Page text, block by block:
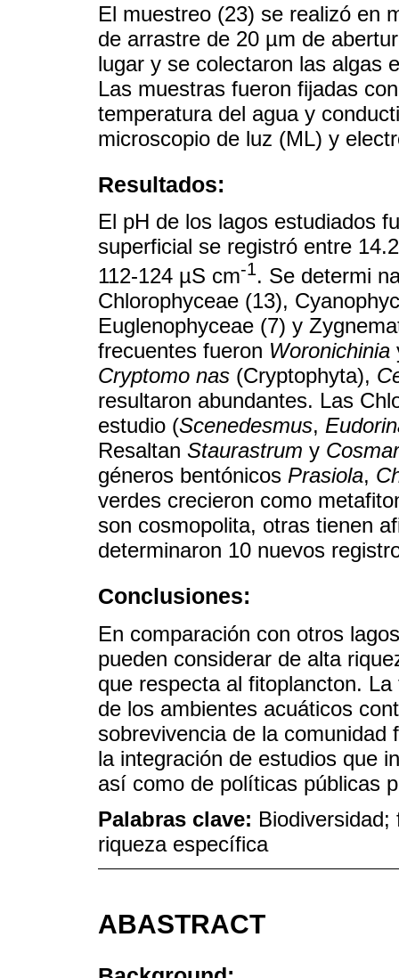
El muestreo (23) se realizó en
de arrastre de 20 µm de
lugar y se colectaron las algas
Las muestras fueron fijadas
temperatura del agua y
microscopio de luz (ML) y
Resultados:
El pH de los lagos estudiados
superficial se registró entre
112-124 µS cm-1. Se determi
Chlorophyceae (13),
Euglenophyceae (7) y
frecuentes fueron Woronichinia
Cryptomo nas (Cryptophyta),
resultaron abundantes. Las
estudio (Scenedesmus,
Resaltan Staurastrum y
géneros bentónicos Prasiola,
verdes crecieron como
son cosmopolita, otras tienen
determinaron 10 nuevos
Conclusiones:
En comparación con otros
pueden considerar de alta
que respecta al fitoplancton.
de los ambientes acuáticos
sobrevivencia de la
la integración de estudios que
así como de políticas públicas
Palabras clave:
riqueza específica
ABASTRACT